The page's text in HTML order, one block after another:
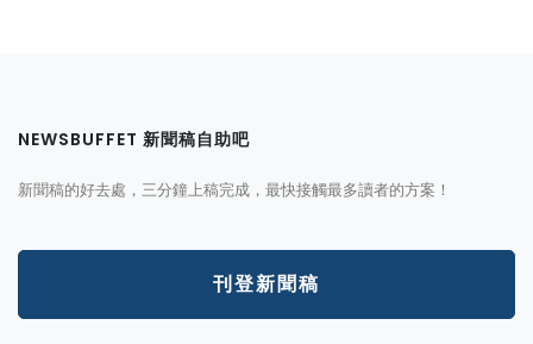
NEWSBUFFET 新聞稿自助吧
新聞稿的好去處，三分鐘上稿完成，最快接觸最多讀者的方案！
刊登新聞稿